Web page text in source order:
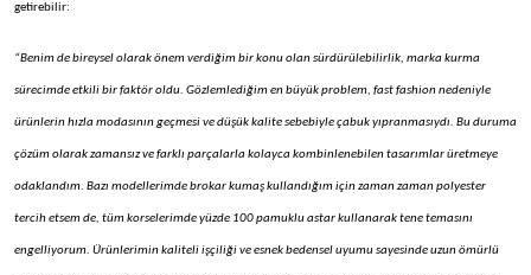
getirebilir:
“Benim de bireysel olarak önem verdiğim bir konu olan sürdürülebilirlik, marka kurma
sürecimde etkili bir faktör oldu. Gözlemlediğim en büyük problem, fast fashion nedeniyle
ürünlerin hızla modasının geçmesi ve düşük kalite sebebiyle çabuk yıpranmasıydı. Bu duruma
çözüm olarak zamansız ve farklı parçalarla kolayca kombinlenebilen tasarımlar üretmeye
odaklandım. Bazı modellerimde brokar kumaş kullandığım için zaman zaman polyester
tercih etsem de, tüm korselerimde yüzde 100 pamuklu astar kullanarak tene temasını
engelliyorum. Ürünlerimin kaliteli işçiliği ve esnek bedensel uyumu sayesinde uzun ömürlü